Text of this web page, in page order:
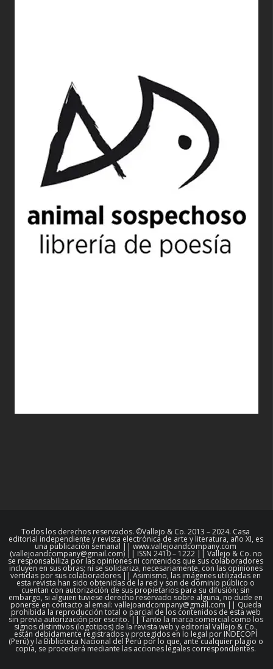
Todos los derechos reservados. ©Vallejo & Co. 2013 – 2024. Casa
editorial independiente y revista electrónica de arte y literatura, año XI, es
una publicación semanal || www.vallejoandcompany.com
(vallejoandcompany@gmail.com) || ISSN 2410 – 1222 || Vallejo & Co. no
se responsabiliza por las opiniones ni contenidos que sus colaboradores
incluyen en sus obras; ni se solidariza, necesariamente, con las opiniones
vertidas por sus colaboradores || Asimismo, las imágenes utilizadas en
esta revista han sido obtenidas de la red y son de dominio público o
cuentan con autorización de sus propietarios para su difusión; sin
embargo, si alguien tuviese derecho reservado sobre alguna, no dude en
ponerse en contacto al email: vallejoandcompany@gmail.com || Queda
prohibida la reproducción total o parcial de los contenidos de esta web
sin previa autorización por escrito. || Tanto la marca comercial como los
signos distintivos (logotipos) de la revista web y editorial Vallejo & Co.,
están debidamente registrados y protegidos en lo legal por INDECOPI
(Perú) y la Biblioteca Nacional del Perú por lo que, ante cualquier plagio o
copia, se procederá mediante las acciones legales correspondientes.